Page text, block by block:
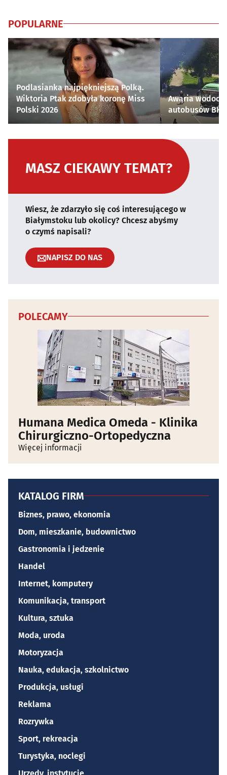
POPULARNE
Podlasianka najpiękniejszą Polką.
Wiktoria Ptak zdobyła koronę Miss
Polski 2026
Awaria
autobusów
MASZ CIEKAWY TEMAT?
Wiesz, że zdarzyło się coś interesującego w
Białymstoku lub okolicy? Chcesz abyśmy
o czymś napisali?
NAPISZ DO NAS
POLECAMY
Humana Medica Omeda - Klinika
Chirurgiczno-Ortopedyczna
Więcej informacji
KATALOG FIRM
Biznes, prawo, ekonomia
Dom, mieszkanie, budownictwo
Gastronomia i jedzenie
Handel
Internet, komputery
Komunikacja, transport
Kultura, sztuka
Moda, uroda
Motoryzacja
Nauka, edukacja, szkolnictwo
Produkcja, usługi
Reklama
Rozrywka
Sport, rekreacja
Turystyka, noclegi